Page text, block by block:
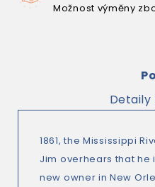
Možnost výměny
Detaily
1861, the Mississippi
Jim overhears that
new owner in New